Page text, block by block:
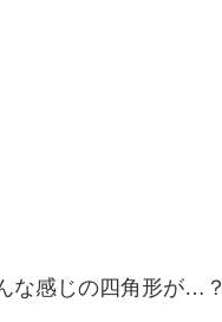
な感じの四角形が…？